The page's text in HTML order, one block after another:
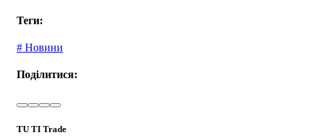
Теги:
# Новини
Поділитися:
TU TI Trade